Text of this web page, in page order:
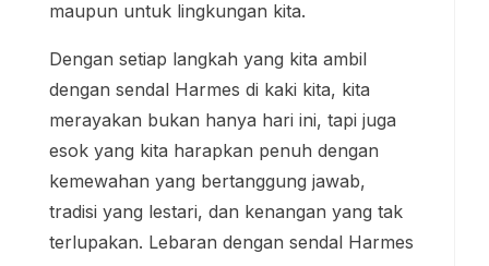
maupun untuk lingkungan kita.
Dengan setiap langkah yang kita ambil
dengan sendal Harmes di kaki kita, kita
merayakan bukan hanya hari ini, tapi juga
esok yang kita harapkan penuh dengan
kemewahan yang bertanggung jawab,
tradisi yang lestari, dan kenangan yang tak
terlupakan. Lebaran dengan sendal Harmes